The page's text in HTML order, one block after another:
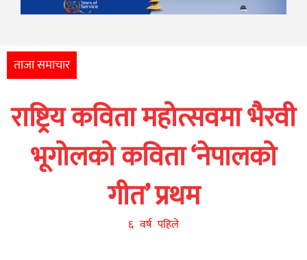
मनोरञ्जन
आर्थिक
नेपाली
युनिकोड
ताजा समाचार
राष्ट्रिय कविता महोत्सवमा भैरवी
भूगोलको कविता ‘नेपालको
गीत’ प्रथम
६ वर्ष पहिले